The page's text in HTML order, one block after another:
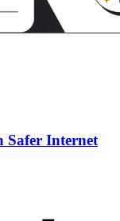
Safer Internet